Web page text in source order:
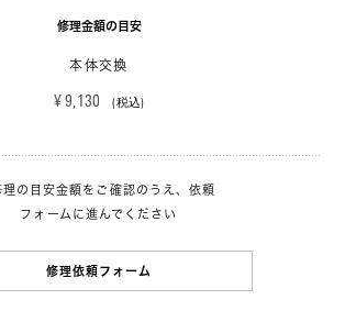
修理金額の目安
本体交換
¥ 9,130 (税込)
理の目安金額をご確認のうえ、依頼
フォームに進んでください
修理依頼フォーム